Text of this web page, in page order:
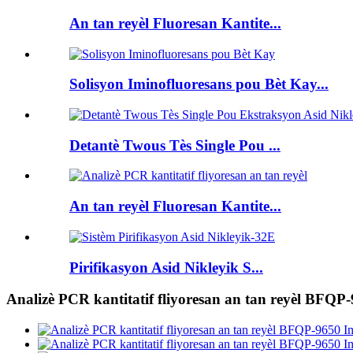
An tan reyèl Fluoresan Kantite...
Solisyon Iminofluoresans pou Bèt Kay...
Detantè Twous Tès Single Pou ...
An tan reyèl Fluoresan Kantite...
Pirifikasyon Asid Nikleyik S...
Analizè PCR kantitatif fliyoresan an tan reyèl BFQP-